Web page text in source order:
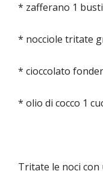
* zafferano 1
* nocciole tritate
* cioccolato
* olio di cocco 1
Tritate le noci